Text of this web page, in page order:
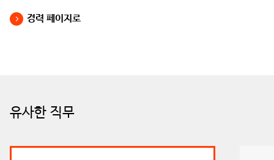
경력 페이지로
유사한 직무